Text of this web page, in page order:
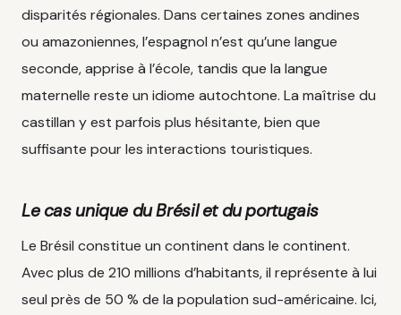
disparités régionales. Dans certaines zones andines
ou amazoniennes, l’espagnol n’est qu’une langue
seconde, apprise à l’école, tandis que la langue
maternelle reste un idiome autochtone. La maîtrise du
castillan y est parfois plus hésitante, bien que
suffisante pour les interactions touristiques.
Le cas unique du Brésil et du portugais
Le Brésil constitue un continent dans le continent.
Avec plus de 210 millions d’habitants, il représente à lui
seul près de 50 % de la population sud-américaine. Ici,